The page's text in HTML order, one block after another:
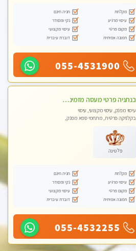
מקלחת
חניה חינם
עיסוי מרגיע
נקי ומסודר
מקום פרטי
עיסוי מקצועי
תמונה אמיתית
דוברת עיברית
055-4531900
בנתניה פרטי מעסה מזמינה אותך למפגש אחד על אחד בלי שותפות! פינוק מרגיע vip
עיסוי מפנק, עיסוי מקצועי, עיסוי
בקלניקה פרטית, מתחמי ספא מפנק,
פלטינה
מקלחת
חניה חינם
עיסוי מרגיע
נקי ומסודר
מקום פרטי
עיסוי מקצועי
תמונה אמיתית
דוברת עיברית
055-4532255